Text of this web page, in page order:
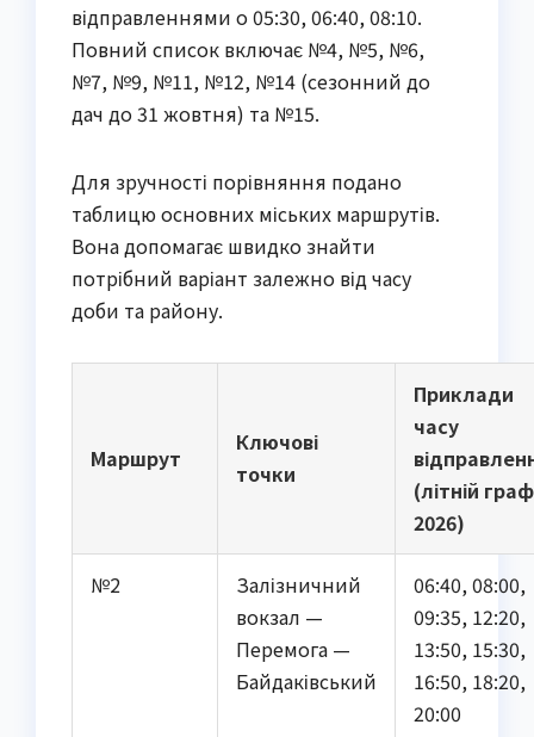
відправленнями о 05:30, 06:40, 08:10.
Повний список включає №4, №5, №6,
№7, №9, №11, №12, №14 (сезонний до
дач до 31 жовтня) та №15.
Для зручності порівняння подано
таблицю основних міських маршрутів.
Вона допомагає швидко знайти
потрібний варіант залежно від часу
доби та району.
Маршрут
Ключові
точки
Приклади
часу
(літній
2026)
№2
Залізничний
вокзал —
Перемога —
Байдаківський
06:40, 08:00,
09:35, 12:20,
13:50, 15:30,
16:50, 18:20,
20:00